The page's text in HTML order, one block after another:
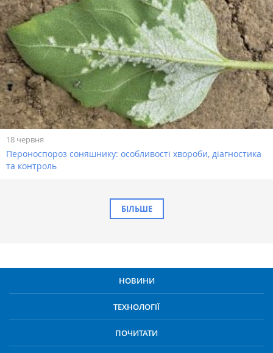
18 червня
Пероноспороз соняшнику: особливості хвороби, діагностика
та контроль
БІЛЬШЕ
НОВИНИ
ТЕХНОЛОГІЇ
ПОЧИТАТИ